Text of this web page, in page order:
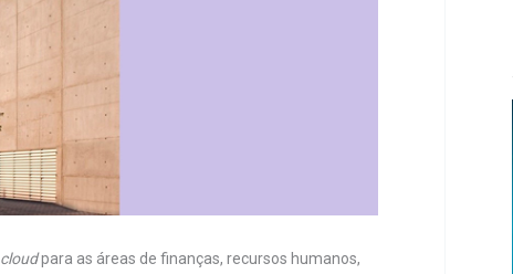
cloudpara as áreas de finanças, recursos humanos,